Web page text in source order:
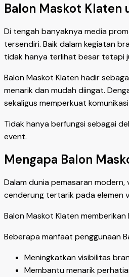
Balon Maskot Klaten
Di tengah banyaknya media
tersendiri. Baik dalam kegiatan
tidak hanya terlihat besar tetapi
Balon Maskot Klaten hadir
menarik dan mudah diingat.
sekaligus memperkuat
Tidak hanya berfungsi sebagai
event.
Mengapa Balon
Dalam dunia pemasaran
cenderung tertarik pada elemen
Balon Maskot Klaten
Beberapa manfaat penggunaan
Meningkatkan visibilitas
Membantu menarik